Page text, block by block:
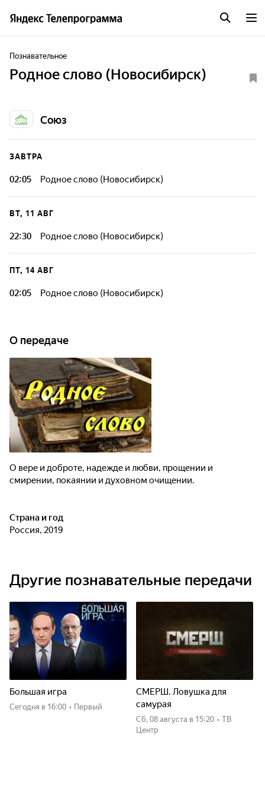
Познавательное
Родное слово (Новосибирск)
Союз
ЗАВТРА
02:05 Родное слово (Новосибирск)
ВТ, 11 АВГ
22:30 Родное слово (Новосибирск)
ПТ, 14 АВГ
02:05 Родное слово (Новосибирск)
О передаче
О вере и доброте, надежде и любви, прощении и
смирении, покаянии и духовном очищении.
Страна и год
Россия, 2019
Другие познавательные передачи
Большая игра
Сегодня в 16:00 • Первый
СМЕРШ. Ловушка для
самурая
сб, 08 августа в 15:20 • ТВ
Центр